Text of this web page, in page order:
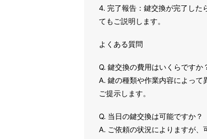
4. 完了報告：鍵交換が完了した
てもご説明します。
よくある質問
Q. 鍵交換の費用はいくらですか
A. 鍵の種類や作業内容によっ
ご提示します。
Q. 当日の鍵交換は可能ですか？
A. ご依頼の状況によりますが、